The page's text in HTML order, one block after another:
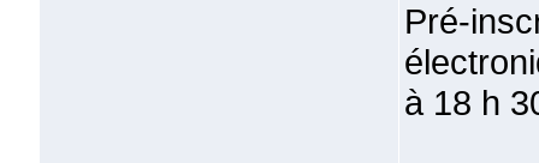
Pré-
à 18 h